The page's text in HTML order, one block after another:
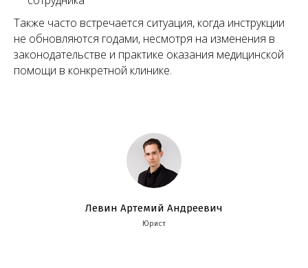
Также часто встречается ситуация, когда инструкции
не обновляются годами, несмотря на изменения в
законодательстве и практике оказания медицинской
помощи в конкретной клинике.
Левин Артемий Андреевич
Юрист